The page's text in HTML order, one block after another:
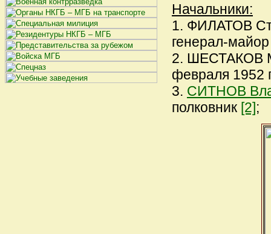
Начальники:
1. ФИЛАТОВ
генерал-
2. ШЕСТАКОВ
февраля 1952
3. СИТНОВ
полковник [2];